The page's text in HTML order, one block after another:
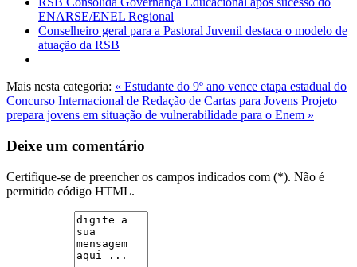
ENARSE/ENEL Regional
Conselheiro geral para a Pastoral Juvenil destaca o modelo de
atuação da RSB
Mais nesta categoria: « Estudante do 9º ano vence etapa estadual do
Concurso Internacional de Redação de Cartas para Jovens Projeto
prepara jovens em situação de vulnerabilidade para o Enem »
Deixe um comentário
Certifique-se de preencher os campos indicados com (*). Não é
permitido código HTML.